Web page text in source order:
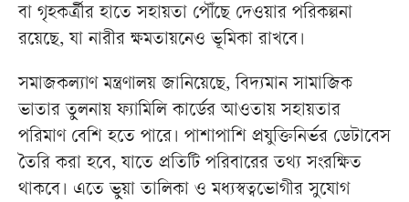
বা গৃহকর্ত্রীর হাতে সহায়তা পৌঁছে দেওয়ার পরিকল্পনা
রয়েছে, যা নারীর ক্ষমতায়নেও ভূমিকা রাখবে।
সমাজকল্যাণ মন্ত্রণালয় জানিয়েছে, বিদ্যমান সামাজিক
ভাতার তুলনায় ফ্যামিলি কার্ডের আওতায় সহায়তার
পরিমাণ বেশি হতে পারে। পাশাপাশি প্রযুক্তিনির্ভর ডেটাবেস
তৈরি করা হবে, যাতে প্রতিটি পরিবারের তথ্য সংরক্ষিত
থাকবে। এতে ভুয়া তালিকা ও মধ্যস্বত্বভোগীর সুযোগ